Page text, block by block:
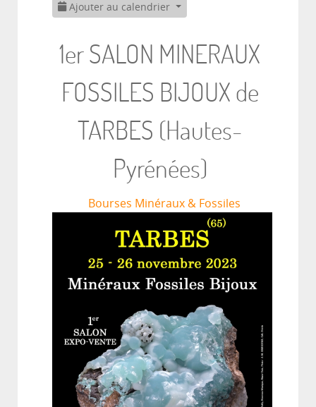
Ajouter au calendrier
1er SALON MINERAUX
FOSSILES BIJOUX de
TARBES (Hautes-
Pyrénées)
Bourses Minéraux & Fossiles